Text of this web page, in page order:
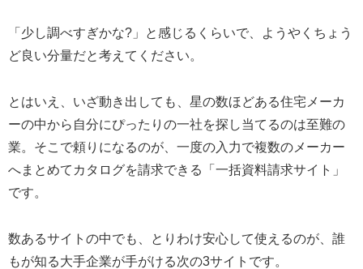
「少し調べすぎかな?」と感じるくらいで、ようやくちょう
ど良い分量だと考えてください。
とはいえ、いざ動き出しても、星の数ほどある住宅メーカ
ーの中から自分にぴったりの一社を探し当てるのは至難の
業。そこで頼りになるのが、一度の入力で複数のメーカー
へまとめてカタログを請求できる「一括資料請求サイト」
です。
数あるサイトの中でも、とりわけ安心して使えるのが、誰
もが知る大手企業が手がける次の3サイトです。